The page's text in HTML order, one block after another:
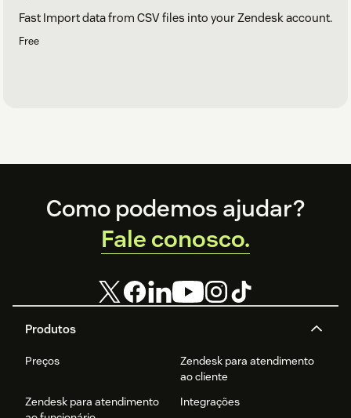
Fast Import data from CSV files into your Zendesk account.
Free
Footer
Produtos
Preços
Zendesk para atendimento
ao cliente
Zendesk para atendimento
Integrações
Como podemos ajudar?
Fale conosco.